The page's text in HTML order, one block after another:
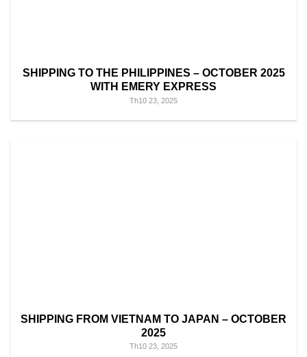
SHIPPING TO THE PHILIPPINES – OCTOBER 2025
WITH EMERY EXPRESS
Th10 23, 2025
SHIPPING FROM VIETNAM TO JAPAN – OCTOBER
2025
Th10 23, 2025